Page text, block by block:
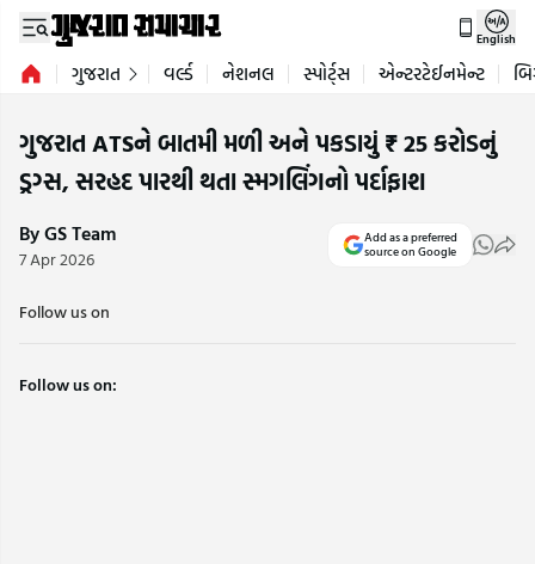
English
ગુજરાત વર્લ્ડ નેશનલ સ્પોર્ટ્સ એન્ટરટેઈનમેન્ટ
ગુજરાત ATSને બાતમી મળી અને પકડાયું ₹ 25 કરોડનું
ડ્રગ્સ, સરહદ પારથી થતા સ્મગલિંગનો પર્દાફાશ
By GS Team
7 Apr 2026
Add as a preferred
source on Google
Follow us on
Follow us on: